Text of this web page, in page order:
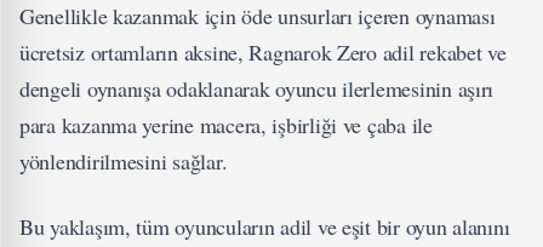
Genellikle kazanmak için öde unsurları içeren oynaması
ücretsiz ortamların aksine, Ragnarok Zero adil rekabet ve
dengeli oynanışa odaklanarak oyuncu ilerlemesinin aşırı
para kazanma yerine macera, işbirliği ve çaba ile
yönlendirilmesini sağlar.
Bu yaklaşım, tüm oyuncuların adil ve eşit bir oyun alanını